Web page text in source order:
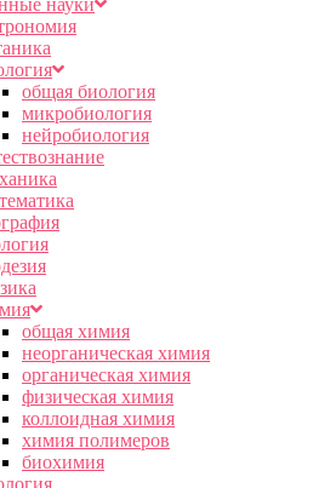
науки
общая биология
микробиология
нейробиология
общая химия
неорганическая химия
органическая химия
физическая химия
коллоидная химия
химия полимеров
биохимия